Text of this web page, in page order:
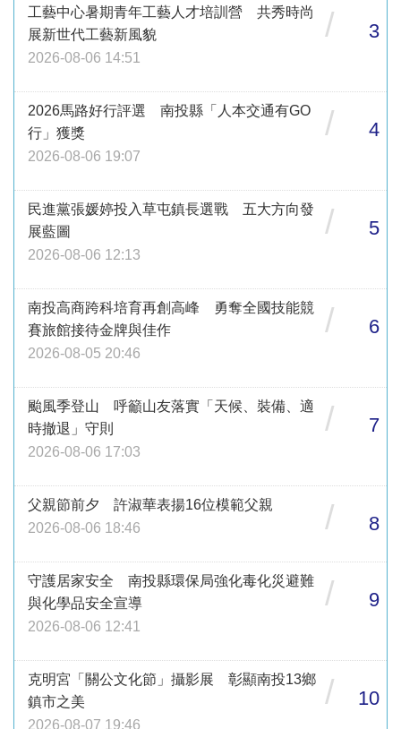
工藝中心暑期青年工藝人才培訓營 共秀時尚
展新世代工藝新風貌
2026-08-06 14:51
/ 3
2026馬路好行評選 南投縣「人本交通有GO
行」獲獎
2026-08-06 19:07
/ 4
民進黨張媛婷投入草屯鎮長選戰 五大方向發
展藍圖
2026-08-06 12:13
/ 5
南投高商跨科培育再創高峰 勇奪全國技能競
賽旅館接待金牌與佳作
2026-08-05 20:46
/ 6
颱風季登山 呼籲山友落實「天候、裝備、適
時撤退」守則
2026-08-06 17:03
/ 7
父親節前夕 許淑華表揚16位模範父親
2026-08-06 18:46
/ 8
守護居家安全 南投縣環保局強化毒化災避難
與化學品安全宣導
2026-08-06 12:41
/ 9
克明宮「關公文化節」攝影展 彰顯南投13鄉
鎮市之美
2026-08-07 19:46
/ 10